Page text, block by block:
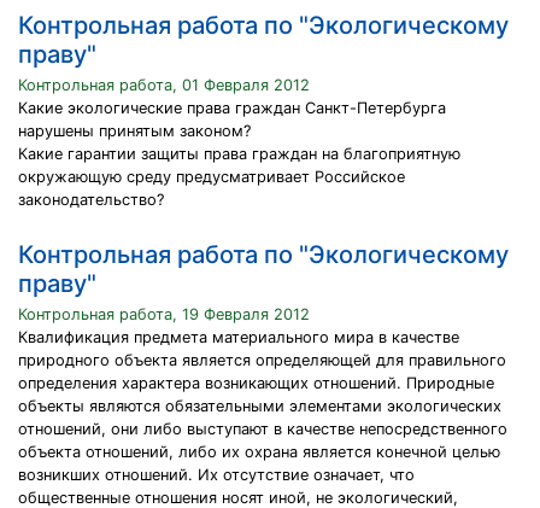
Контрольная работа по "Экологическому
праву"
Контрольная работа, 01 Февраля 2012
Какие экологические права граждан Санкт-Петербурга
нарушены принятым законом?
Какие гарантии защиты права граждан на благоприятную
окружающую среду предусматривает Российское
законодательство?
Контрольная работа по "Экологическому
праву"
Контрольная работа, 19 Февраля 2012
Квалификация предмета материального мира в качестве
природного объекта является определяющей для правильного
определения характера возникающих отношений. Природные
объекты являются обязательными элементами экологических
отношений, они либо выступают в качестве непосредственного
объекта отношений, либо их охрана является конечной целью
возникших отношений. Их отсутствие означает, что
общественные отношения носят иной, не экологический,